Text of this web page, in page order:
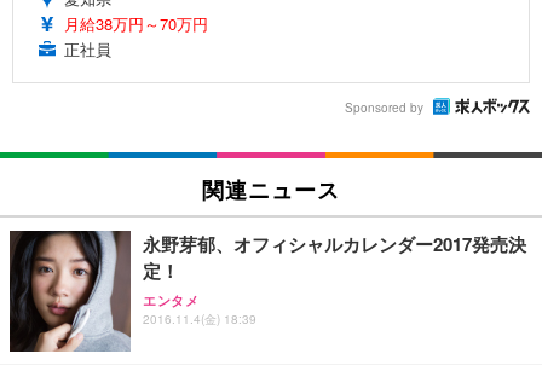
月給38万円～70万円
正社員
Sponsored by
関連ニュース
永野芽郁、オフィシャルカレンダー2017発売決
定！
エンタメ
2016.11.4(金) 18:39